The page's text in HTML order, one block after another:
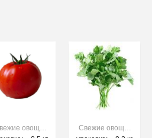
овощи,
Свежие овощи,